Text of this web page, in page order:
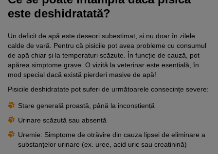
este deshidratată?
Un deficit de apă este deseori subestimat, și nu doar în zilele
calde de vară. Pentru că pisicile pot avea probleme cu consumul
de apă chiar și la temperaturi scăzute. În funcție de cauză, pot
apărea simptome grave. O vizită la veterinar este esențială, în
mod special dacă există pierderi masive de apă!
Pisicile deshidratate pot suferi de următoarele consecințe severe:
Stare generală proastă, până la inconștiență
Urinare scăzută sau absentă
Uremie: Simptome de otrăvire din cauza lipsei de eliminare a
substanțelor urinare (ex. uree, acid uric sau creatinină)